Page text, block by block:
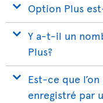
Option Plus
Y a-t-il un
Plus?
Est-ce que
enregistré par